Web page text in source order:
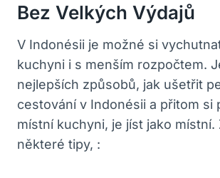
Bez Velkých Výdajů
V Indonésii je možné si
kuchyni i s menším rozpočtem.
nejlepších způsobů, jak ušetřit
cestování v Indonésii a přitom si
místní kuchyni, je jíst jako místní.
některé tipy, :